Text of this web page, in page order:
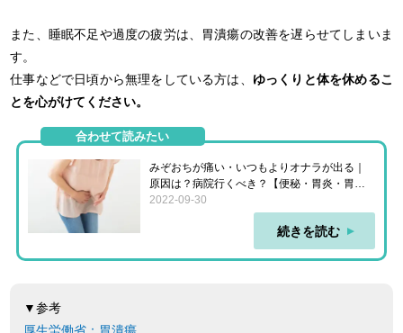
また、睡眠不足や過度の疲労は、胃潰瘍の改善を遅らせてしまいま
す。
仕事などで日頃から無理をしている方は、 ゆっくりと体を休めるこ
とを心がけてください。
合わせて読みたい
みぞおちが痛い・いつもよりオナラが出る｜
原因は？病院行くべき？【便秘・胃炎・胃潰
瘍など】
2022-09-30
続きを読む
▼参考